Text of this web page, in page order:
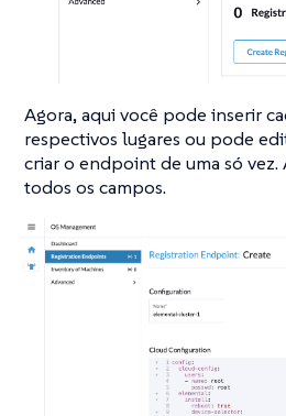
Agora, aqui você pode inserir
respectivos lugares ou pode
criar o endpoint de uma só vez.
todos os campos.